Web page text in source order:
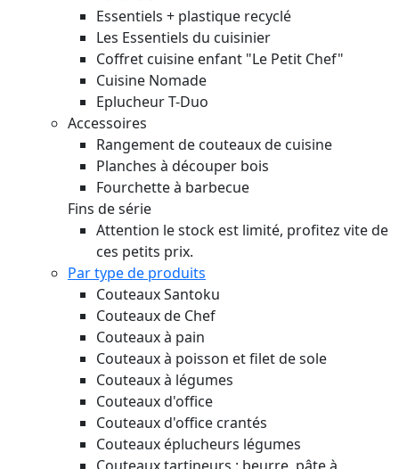
Essentiels + plastique recyclé
Les Essentiels du cuisinier
Coffret cuisine enfant "Le Petit Chef"
Cuisine Nomade
Eplucheur T-Duo
Accessoires
Rangement de couteaux de cuisine
Planches à découper bois
Fourchette à barbecue
Fins de série
Attention le stock est limité, profitez vite de
ces petits prix.
Par type de produits
Couteaux Santoku
Couteaux de Chef
Couteaux à pain
Couteaux à poisson et filet de sole
Couteaux à légumes
Couteaux d'office
Couteaux d'office crantés
Couteaux éplucheurs légumes